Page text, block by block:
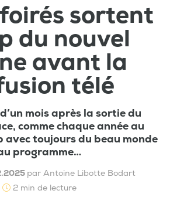
sortent
du nouvel
avant la
télé
mois après la sortie du
comme chaque année au
toujours du beau monde
programme…
par Antoine Libotte Bodart
2 min de lecture